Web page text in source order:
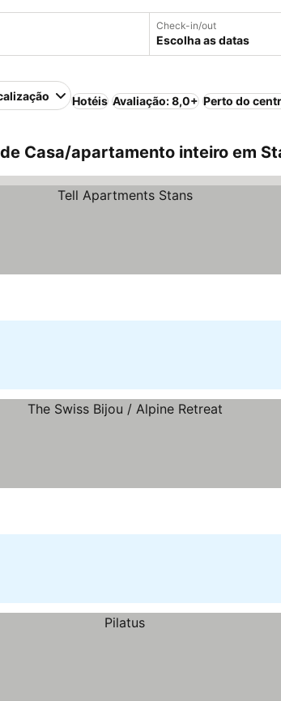
Check-in/out
Escolha as datas
Hotéis Avaliação: 8,0+ Perto do
Casa/apartamento inteiro em